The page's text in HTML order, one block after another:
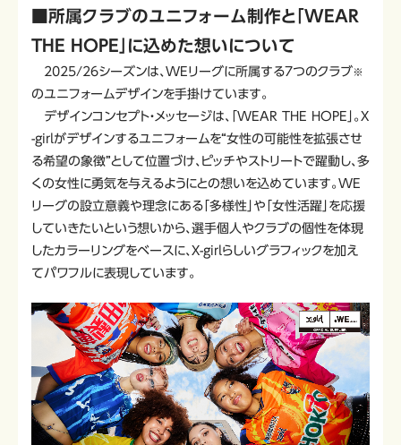
■所属クラブのユニフォーム制作と「WEAR
THE HOPE」に込めた想いについて
2025/26シーズンは、WEリーグに所属する7つのクラブ※
のユニフォームデザインを手掛けています。
デザインコンセプト・メッセージは、「WEAR THE HOPE」。X
-girlがデザインするユニフォームを“女性の可能性を拡張させ
る希望の象徴”として位置づけ、ピッチやストリートで躍動し、多
くの女性に勇気を与えるようにとの想いを込めています。WE
リーグの設立意義や理念にある「多様性」や「女性活躍」を応援
していきたいという想いから、選手個人やクラブの個性を体現
したカラーリングをベースに、X-girlらしいグラフィックを加え
てパワフルに表現しています。